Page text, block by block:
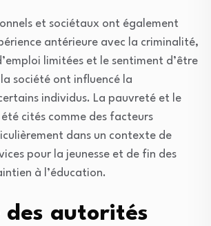
et sociétaux ont également
antérieure avec la criminalité,
limitées et le sentiment d’être
société ont influencé la
individus. La pauvreté et le
cités comme des facteurs
dans un contexte de
pour la jeunesse et de fin des
à l’éducation.
des autorités